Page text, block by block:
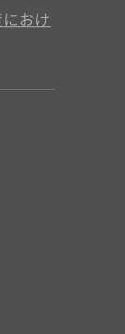
におけ